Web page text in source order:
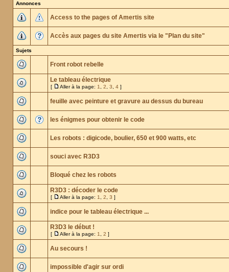
Annonces
Access to the pages of Amertis site
Accès aux pages du site Amertis via le "Plan du site"
Sujets
Front robot rebelle
Le tableau électrique
[ Aller à la page: 1 2 3 4 ]
feuille avec peinture et gravure au dessus du bureau
les énigmes pour obtenir le code
Les robots : digicode, boulier, 650 et 900 watts, etc
souci avec R3D3
Bloqué chez les robots
R3D3 : décoder le code
[ Aller à la page: 1 2 3 ]
indice pour le tableau électrique ...
R3D3 le début !
[ Aller à la page: 1 2 ]
Au secours !
impossible d'agir sur ordi